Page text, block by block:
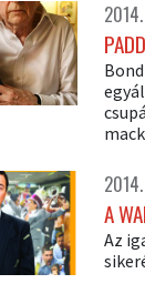
2014.
2014.
A
Az